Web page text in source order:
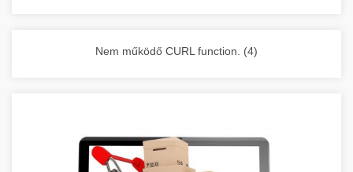
Nem működő CURL function. (4)